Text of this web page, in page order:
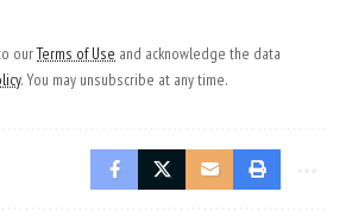
ourTerms of Use and acknowledge the data
. You may unsubscribe at any time.